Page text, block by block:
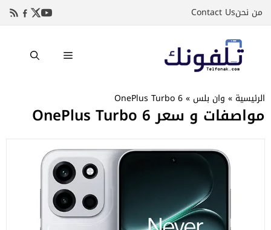
إلىمن نحنContact Us
القائمة
الرئيسية » وان بلس »
OnePlus Turbo 6
مواصفات و سعر OnePlus Turbo 6